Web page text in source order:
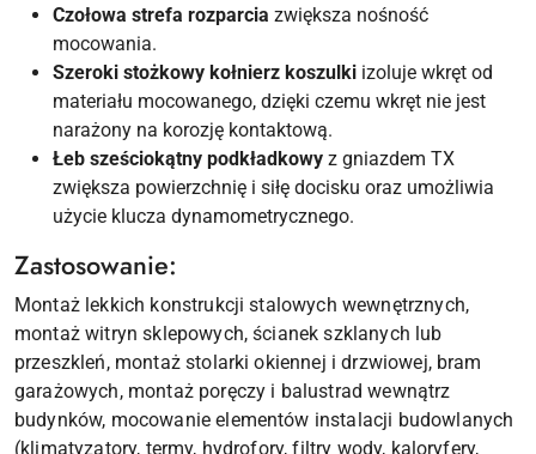
Czołowa strefa rozparcia zwiększa nośność
mocowania.
Szeroki stożkowy kołnierz koszulki izoluje wkręt od
materiału mocowanego, dzięki czemu wkręt nie jest
narażony na korozję kontaktową.
Łeb sześciokątny podkładkowy z gniazdem TX
zwiększa powierzchnię i siłę docisku oraz umożliwia
użycie klucza dynamometrycznego.
Zastosowanie:
Montaż lekkich konstrukcji stalowych wewnętrznych,
montaż witryn sklepowych, ścianek szklanych lub
przeszkleń, montaż stolarki okiennej i drzwiowej, bram
garażowych, montaż poręczy i balustrad wewnątrz
budynków, mocowanie elementów instalacji budowlanych
(klimatyzatory, termy, hydrofory, filtry wody, kaloryfery,